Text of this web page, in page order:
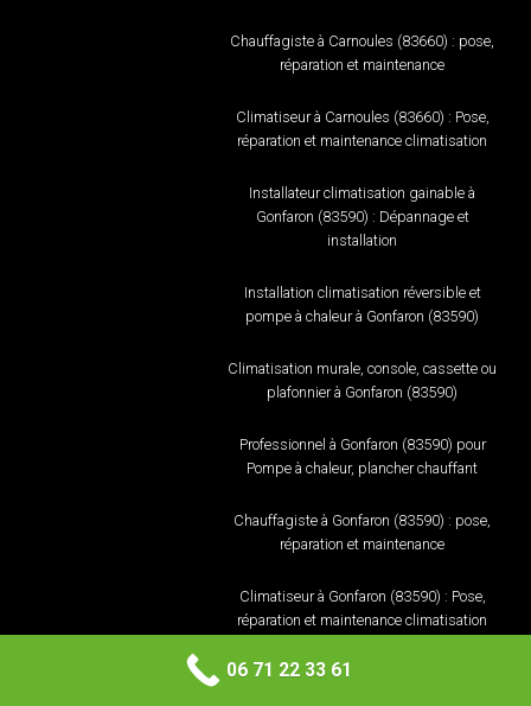
Chauffagiste à Carnoules (83660) : pose,
réparation et maintenance
Climatiseur à Carnoules (83660) : Pose,
réparation et maintenance climatisation
Installateur climatisation gainable à
Gonfaron (83590) : Dépannage et
installation
Installation climatisation réversible et
pompe à chaleur à Gonfaron (83590)
Climatisation murale, console, cassette ou
plafonnier à Gonfaron (83590)
Professionnel à Gonfaron (83590) pour
Pompe à chaleur, plancher chauffant
Chauffagiste à Gonfaron (83590) : pose,
réparation et maintenance
Climatiseur à Gonfaron (83590) : Pose,
réparation et maintenance climatisation
Climatisation murale, console, cassette ou
06 71 22 33 61